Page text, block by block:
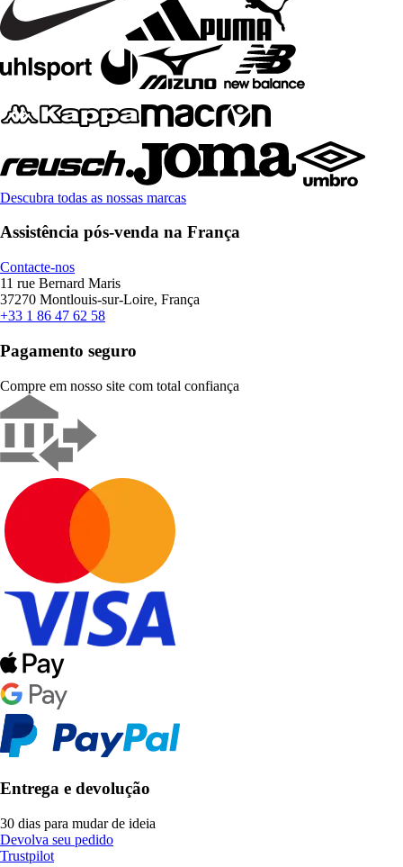
Descubra todas as nossas marcas
Assistência pós-venda na França
Contacte-nos
11 rue Bernard Maris
37270 Montlouis-sur-Loire, França
+33 1 86 47 62 58
Pagamento seguro
Compre em nosso site com total confiança
Entrega e devolução
30 dias para mudar de ideia
Devolva seu pedido
Trustpilot